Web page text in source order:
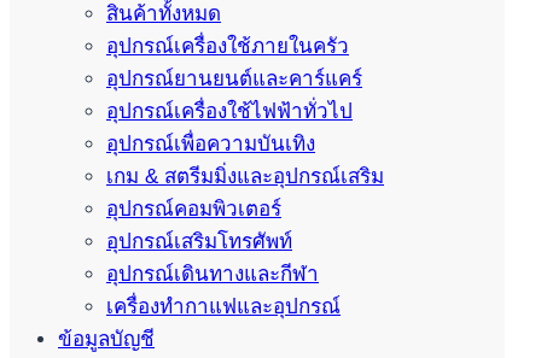
สินค้าทั้งหมด
อุปกรณ์เครื่องใช้ภายในครัว
อุปกรณ์ยานยนต์และคาร์แคร์
อุปกรณ์เครื่องใช้ไฟฟ้าทั่วไป
อุปกรณ์เพื่อความบันเทิง
เกม & สตรีมมิ่งและอุปกรณ์เสริม
อุปกรณ์คอมพิวเตอร์
อุปกรณ์เสริมโทรศัพท์
อุปกรณ์เดินทางและกีฬา
เครื่องทำกาแฟและอุปกรณ์
ข้อมูลบัญชี